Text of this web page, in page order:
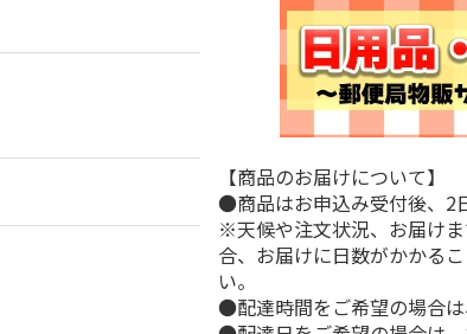
【商品のお届けについて】
●商品はお申込み受付後、2
※天候や注文状況、お届け
合、お届けに日数がかかる
い。
●配達時間をご希望の場合は